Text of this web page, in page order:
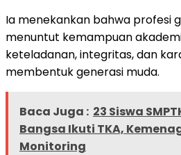
Ia menekankan bahwa profesi
menuntut kemampuan
keteladanan, integritas, dan
membentuk generasi muda.
Baca Juga : 23 Siswa
Bangsa Ikuti TKA,
Monitoring